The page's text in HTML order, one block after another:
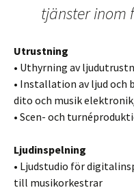
tjänster inom
Utrustning
• Uthyrning av
• Installation av ljud och
dito och musik
• Scen- och
Ljudinspelning
• Ljudstudio för
till musikorkestrar